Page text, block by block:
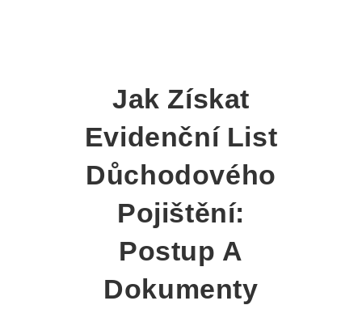
Jak Získat
Evidenční List
Důchodového
Pojištění:
Postup A
Dokumenty